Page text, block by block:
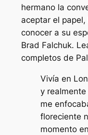
hermano la
aceptar el
conocer a su
Brad Falchuk.
completos de
Vivía en
y
me
floreciente
momento